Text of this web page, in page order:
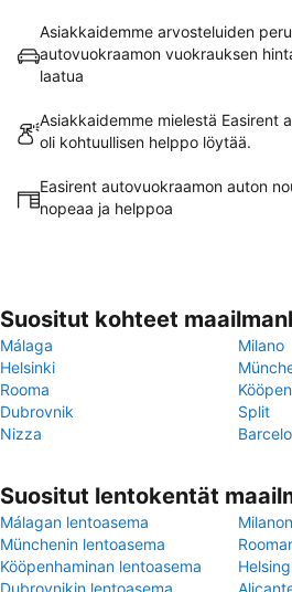
Asiakkaidemme arvosteluiden
autovuokraamon vuokrauksen
laatua
Asiakkaidemme mielestä Easirent
oli kohtuullisen helppo löytää.
Easirent autovuokraamon auton
nopeaa ja helppoa
Suositut kohteet
Málaga
Milano
Helsinki
Rooma
Dubrovnik
Split
Nizza
Suositut lentokentät
Málagan lentoasema
Münchenin lentoasema
Kööpenhaminan lentoasema
Dubrovnikin lentoasema